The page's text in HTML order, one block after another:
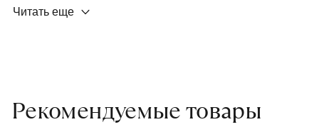
Профилактика износа
заборе ковра экспертом либо привозите его в салон.
Читать еще
Рекомендуемые товары